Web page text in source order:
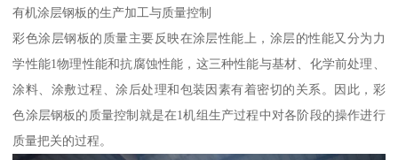
有机涂层钢板的生产加工与质量控制
彩色涂层钢板的质量主要反映在涂层性能上，涂层的性能又分为力
学性能1物理性能和抗腐蚀性能，这三种性能与基材、化学前处理、
涂料、涂敷过程、涂后处理和包装因素有着密切的关系。因此，彩
色涂层钢板的质量控制就是在1机组生产过程中对各阶段的操作进行
质量把关的过程。